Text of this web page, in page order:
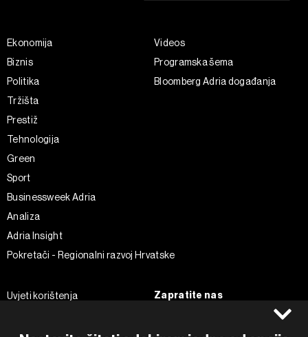
Ekonomija
Biznis
Politika
Tržišta
Prestiž
Tehnologija
Green
Sport
Businessweek Adria
Analiza
Adria Insight
Pokretači - Regionalni razvoj Hrvatske
Videos
Programska šema
Bloomberg Adria događanja
Uvjeti korištenja
Politika kolačića
Zapratite nas
Instagram